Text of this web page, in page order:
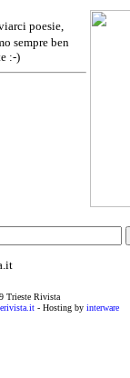
poesie,
sempre ben
:-)
Trieste Rivista
- Hosting by interware